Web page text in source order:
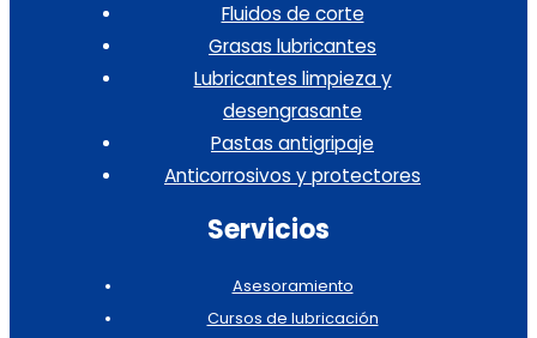
Fluidos de corte
Grasas lubricantes
Lubricantes limpieza y
desengrasante
Pastas antigripaje
Anticorrosivos y protectores
Servicios
Asesoramiento
Cursos de lubricación